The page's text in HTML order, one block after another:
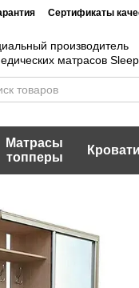
Сертификаты
производитель
матрасов
Матрасы
топперы
Кровати